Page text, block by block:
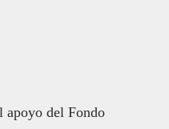
apoyo del Fondo